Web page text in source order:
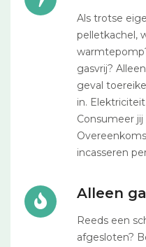
Als trotse
pelletkachel,
gasvrij?
geval
in.
Consumeer jij
incasseren
Alleen
Reeds een
afgesloten?